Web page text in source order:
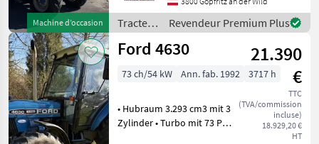
Machine d’occasion
Begutachtung, Frontlader
mit Schaufel, Zustand siehe
Fotos Entra
Tracteurs
/ Ford
Revendeur Premium Plus
Ford 4630
21.390
€
TTC
(TVA/commission
incluse)
18.929,20 €
HT
73 ch/54 kW Ann. fab. 1992 3717 h
• Hubraum 3.293 cm3 mit 3
Zylinder • Turbo mit 73 PS •